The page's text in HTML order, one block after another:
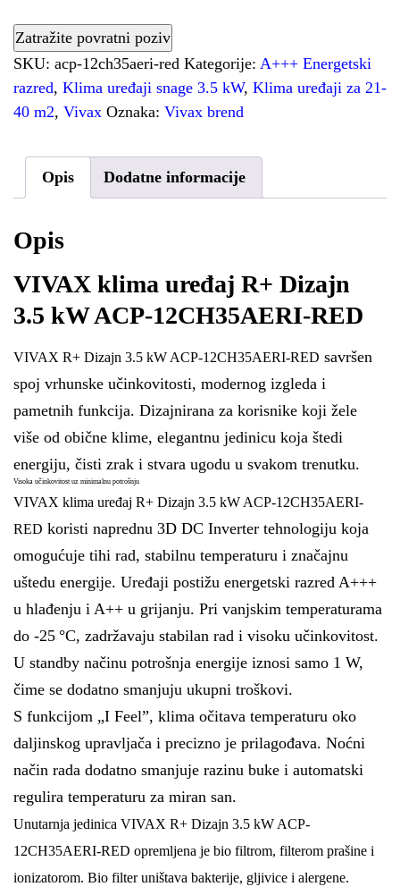
SKU: acp-12ch35aeri-red Kategorije: A+++ Energetski
razred, Klima uređaji snage 3.5 kW, Klima uređaji za 21-
40 m2, Vivax Oznaka: Vivax brend
Opis Dodatne informacije
Opis
VIVAX klima uređaj R+ Dizajn
3.5 kW ACP-12CH35AERI-RED
VIVAX R+ Dizajn 3.5 kW ACP-12CH35AERI-RED savršen
spoj vrhunske učinkovitosti, modernog izgleda i
pametnih funkcija. Dizajnirana za korisnike koji žele
više od obične klime, elegantnu jedinicu koja štedi
energiju, čisti zrak i stvara ugodu u svakom trenutku.
Visoka učinkovitost uz minimalnu potrošnju
VIVAX klima uređaj R+ Dizajn 3.5 kW ACP-12CH35AERI-
RED koristi naprednu 3D DC Inverter tehnologiju koja
omogućuje tihi rad, stabilnu temperaturu i značajnu
uštedu energije. Uređaji postižu energetski razred A+++
u hlađenju i A++ u grijanju. Pri vanjskim temperaturama
do -25 °C, zadržavaju stabilan rad i visoku učinkovitost.
U standby načinu potrošnja energije iznosi samo 1 W,
čime se dodatno smanjuju ukupni troškovi.
S funkcijom „I Feel”, klima očitava temperaturu oko
daljinskog upravljača i precizno je prilagođava. Noćni
način rada dodatno smanjuje razinu buke i automatski
regulira temperaturu za miran san.
Unutarnja jedinica VIVAX R+ Dizajn 3.5 kW ACP-
12CH35AERI-RED opremljena je bio filtrom, filterom prašine i
ionizatorom. Bio filter uništava bakterije, gljivice i alergene.